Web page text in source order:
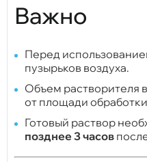
Важно
Перед
пузырьков воздуха.
Объем растворителя
от площади
Готовый раствор
позднее 3 часов